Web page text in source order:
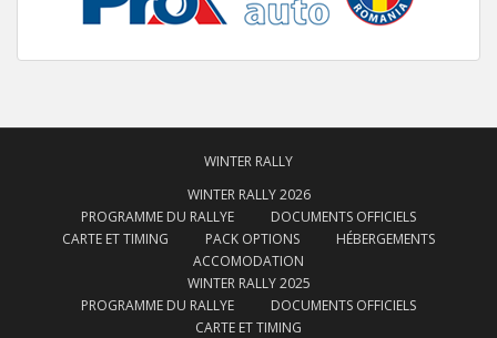
WINTER RALLY
WINTER RALLY 2026
PROGRAMME DU RALLYE
DOCUMENTS OFFICIELS
CARTE ET TIMING
PACK OPTIONS
HÉBERGEMENTS
ACCOMODATION
WINTER RALLY 2025
PROGRAMME DU RALLYE
DOCUMENTS OFFICIELS
CARTE ET TIMING